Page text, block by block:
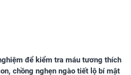
để kiểm tra máu tương thích
chồng nghẹn ngào tiết lộ bí mật